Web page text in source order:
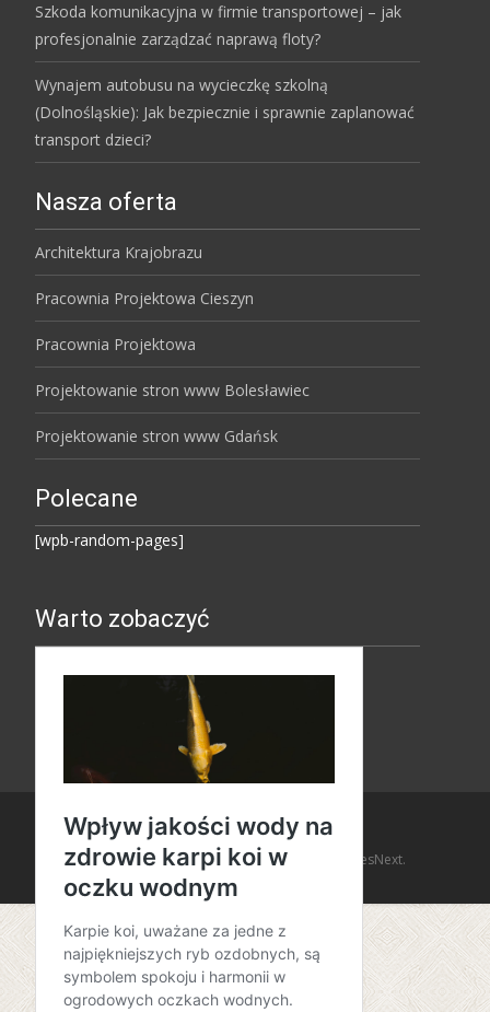
Szkoda komunikacyjna w firmie transportowej – jak
profesjonalnie zarządzać naprawą floty?
Wynajem autobusu na wycieczkę szkolną
(Dolnośląskie): Jak bezpiecznie i sprawnie zaplanować
transport dzieci?
Nasza oferta
Architektura Krajobrazu
Pracownia Projektowa Cieszyn
Pracownia Projektowa
Projektowanie stron www Bolesławiec
Projektowanie stron www Gdańsk
Polecane
[wpb-random-pages]
Warto zobaczyć
Copyright © Amaro Design
Powered by WordPress, Themei-design by TemplatesNext.